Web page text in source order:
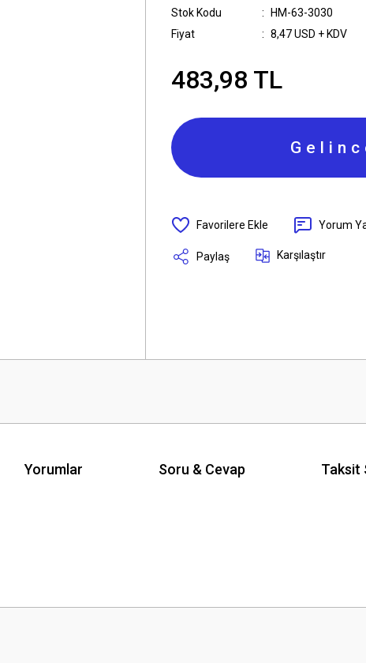
Stok Kodu
HM-63-3030
Fiyat
8,47 USD + KDV
483,98 TL
Yorum
Paylaş Karşılaştır
Yorumlar Soru & Cevap Taksit